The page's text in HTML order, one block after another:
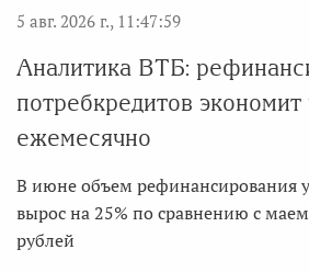
5 авг. 2026 г., 11:47:59
Аналитика ВТБ:
потребкредитов экономит
ежемесячно
В июне объем рефинансирования
вырос на 25% по сравнению с
рублей